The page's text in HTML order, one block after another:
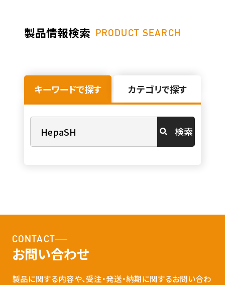
製品情報検索 PRODUCT SEARCH
キーワードで探す カテゴリで探す
検索
CONTACT
お問い合わせ
製品に関する内容や、受注・発送・納期に関するお問い合わ